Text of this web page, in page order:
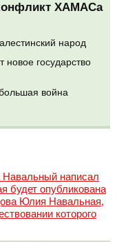
ХАМАСа
народ
новое государство
война
написал
будет опубликована
Юлия Навальная,
которого